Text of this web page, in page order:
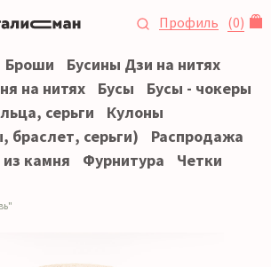
Профиль (0)
Броши
Бусины Дзи на нитях
на нитях
Бусы
Бусы - чокеры
серьги
Кулоны
браслет, серьги)
Распродажа
камня
Фурнитура Четки